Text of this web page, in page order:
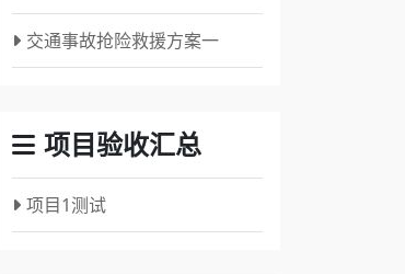
交通事故抢险救援方案一
项目验收汇总
项目1测试